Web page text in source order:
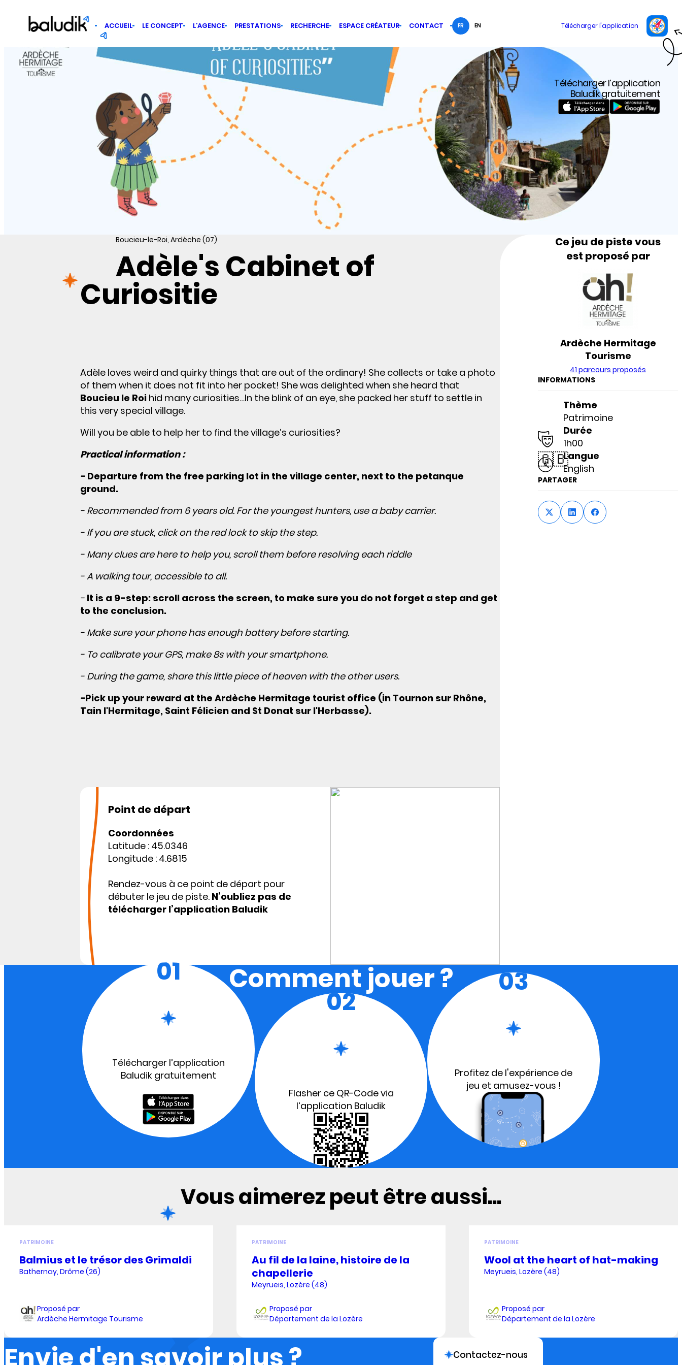
ACCUEIL LE CONCEPT L’AGENCE PRESTATIONS RECHERCHE ESPACE CRÉATEUR CONTACT FR EN
Télécharger l’application
Baludik gratuitement
Boucieu-le-Roi, Ardèche (07)
Adèle's Cabinet of
Curiositie
Adèle loves weird and quirky things that are out of the ordinary! She collects or take a photo
of them when it does not fit into her pocket! She was delighted when she heard that
Boucieu le Roi hid many curiosities…In the blink of an eye, she packed her stuff to settle in
this very special village.
Will you be able to help her to find the village’s curiosities?
Practical information :
- Departure from the free parking lot in the village center, next to the petanque
ground.
- Recommended from 6 years old. For the youngest hunters, use a baby carrier.
- If you are stuck, click on the red lock to skip the step.
- Many clues are here to help you, scroll them before resolving each riddle
- A walking tour, accessible to all.
- It is a 9-step: scroll across the screen, to make sure you do not forget a step and get
to the conclusion.
- Make sure your phone has enough battery before starting.
- To calibrate your GPS, make 8s with your smartphone.
- During the game, share this little piece of heaven with the other users.
-Pick up your reward at the Ardèche Hermitage tourist office (in Tournon sur Rhône,
Tain l'Hermitage, Saint Félicien and St Donat sur l'Herbasse).
Point de départ
Coordonnées
Latitude : 45.0346
Longitude : 4.6815
Rendez-vous à ce point de départ pour
débuter le jeu de piste. N’oubliez pas de
télécharger l’application Baludik
Ce jeu de piste vous
est proposé par
Ardèche Hermitage
Tourisme
41 parcours proposés
INFORMATIONS
Thème
Patrimoine
Durée
1h00
🇬🇧Langue
English
PARTAGER
Comment jouer ?
01
Télécharger l’application
Baludik gratuitement
02
Flasher ce QR-Code via
l’application Baludik
03
Profitez de l'expérience de
jeu et amusez-vous !
Vous aimerez peut être aussi...
PATRIMOINE
Balmius et le trésor des Grimaldi
Bathernay, Drôme (26)
Proposé par
Ardèche Hermitage Tourisme
PATRIMOINE
Au fil de la laine, histoire de la
chapellerie
Meyrueis, Lozère (48)
Proposé par
Département de la Lozère
PATRIMOINE
Wool at the heart of hat-making
Meyrueis, Lozère (48)
Proposé par
Département de la Lozère
Envie d'en savoir plus ? Contactez-nous